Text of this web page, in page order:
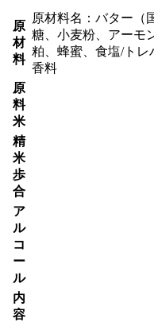
原
材
料
原材料名：バター（
糖、小麦粉、アーモ
粕、蜂蜜、食塩/トレ
香料
原
料
米
精
米
歩
合
ア
ル
コ
ー
ル
内
容